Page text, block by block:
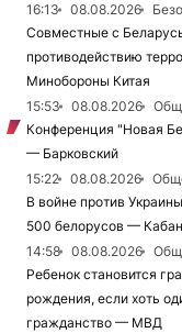
16:13
08.08.2026
Совместные с
противодействию
Минобороны Китая
15:53
08.08.2026
Конференция "Новая
— Барковский
15:22
08.08.2026
В войне против
500 белорусов —
14:58
08.08.2026
Ребенок становится
рождения, если хоть
гражданство — МВД